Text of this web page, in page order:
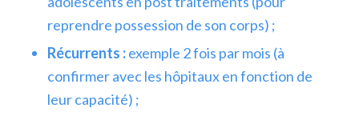
reprendre possession de son corps) ;
Récurrents :exemple 2 fois par mois (à
confirmer avec les hôpitaux en fonction de
leur capacité) ;